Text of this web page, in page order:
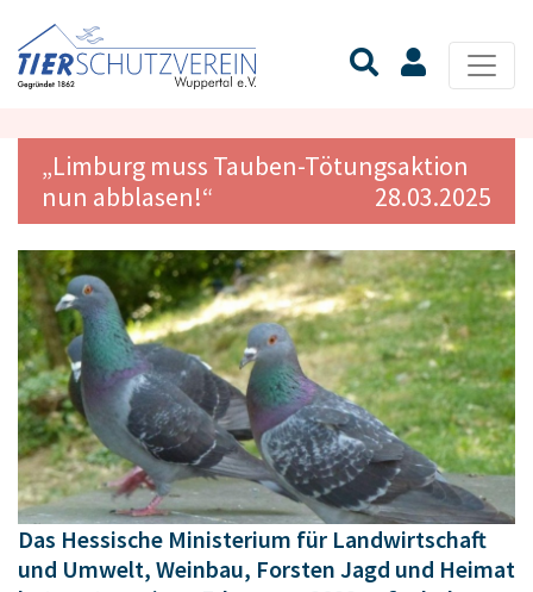
„Limburg muss Tauben-Tötungsaktion
nun abblasen!“
28.03.2025
Das Hessische Ministerium für Landwirtschaft
und Umwelt, Weinbau, Forsten Jagd und Heimat